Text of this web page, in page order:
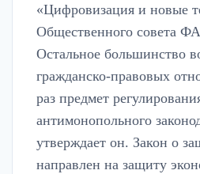
«Цифровизация и новые
Общественного совета
Остальное большинство
гражданско-правовых
раз предмет
антимонопольного
утверждает он. Закон о
направлен на защиту